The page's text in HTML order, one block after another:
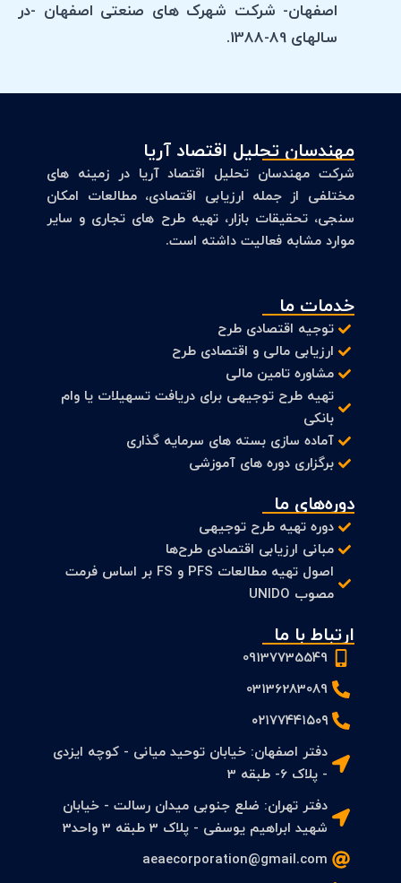
اصفهان- شرکت شهرک های صنعتی اصفهان -در
سالهای 89-1388.
مهندسان تحلیل اقتصاد آریا
شرکت مهندسان تحلیل اقتصاد آریا در زمینه های
مختلفی از جمله ارزیابی اقتصادی، مطالعات امکان
سنجی، تحقیقات بازار، تهیه طرح های تجاری و سایر
موارد مشابه فعالیت داشته است.
خدمات ما
توجیه اقتصادی طرح
ارزیابی مالی و اقتصادی طرح
مشاوره تامین مالی
تهیه طرح توجیهی برای دریافت تسهیلات یا وام
بانکی
آماده سازی بسته های سرمایه گذاری
برگزاری دوره های آموزشی
دوره‌های ما
دوره تهیه طرح توجیهی
مبانی ارزیابی اقتصادی طرح‌ها
اصول تهیه مطالعات PFS و FS بر اساس فرمت
مصوب UNIDO
ارتباط با ما
09137735549
03136283089
۰۲۱۷۷۴۴۱۵۰۹
دفتر اصفهان: خیابان توحید میانی - کوچه ایزدی
- پلاک 6- طبقه 3
دفتر تهران: ضلع جنوبی میدان رسالت - خیابان
شهید ابراهیم یوسفی - پلاک 3 طبقه 3 واحد3
aeaecorporation@gmail.com